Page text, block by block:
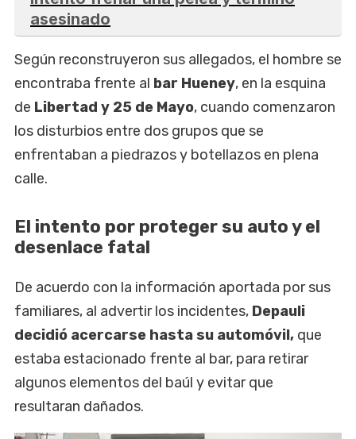
asesinado
Según reconstruyeron sus allegados, el hombre se
encontraba frente al bar Hueney, en la esquina
de Libertad y 25 de Mayo, cuando comenzaron
los disturbios entre dos grupos que se
enfrentaban a piedrazos y botellazos en plena
calle.
El intento por proteger su auto y el
desenlace fatal
De acuerdo con la información aportada por sus
familiares, al advertir los incidentes, Depauli
decidió acercarse hasta su automóvil, que
estaba estacionado frente al bar, para retirar
algunos elementos del baúl y evitar que
resultaran dañados.